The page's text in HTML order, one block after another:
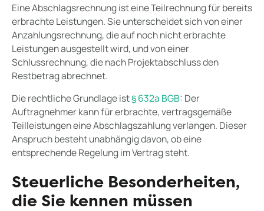
Eine Abschlagsrechnung ist eine Teilrechnung für bereits
erbrachte Leistungen. Sie unterscheidet sich von einer
Anzahlungsrechnung, die auf noch nicht erbrachte
Leistungen ausgestellt wird, und von einer
Schlussrechnung, die nach Projektabschluss den
Restbetrag abrechnet.
Die rechtliche Grundlage ist§ 632a BGB: Der
Auftragnehmer kann für erbrachte, vertragsgemäße
Teilleistungen eine Abschlagszahlung verlangen. Dieser
Anspruch besteht unabhängig davon, ob eine
entsprechende Regelung im Vertrag steht.
Steuerliche Besonderheiten,
die Sie kennen müssen